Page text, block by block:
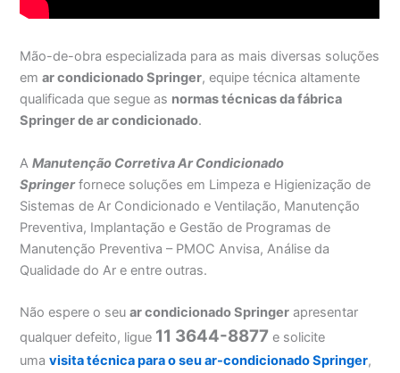
Mão-de-obra especializada para as mais diversas soluções
emar condicionado Springer, equipe técnica altamente
qualificada que segue as normas técnicas da fábrica
Springer de ar condicionado.
AManutenção Corretiva Ar Condicionado
Springerfornece soluções em Limpeza e Higienização de
Sistemas de Ar Condicionado e Ventilação, Manutenção
Preventiva, Implantação e Gestão de Programas de
Manutenção Preventiva – PMOC Anvisa, Análise da
Qualidade do Ar e entre outras.
Não espere o seuar condicionado Springer apresentar
qualquer defeito, ligue 11 3644-8877 e solicite
umavisita técnica para o seu ar-condicionado Springer,